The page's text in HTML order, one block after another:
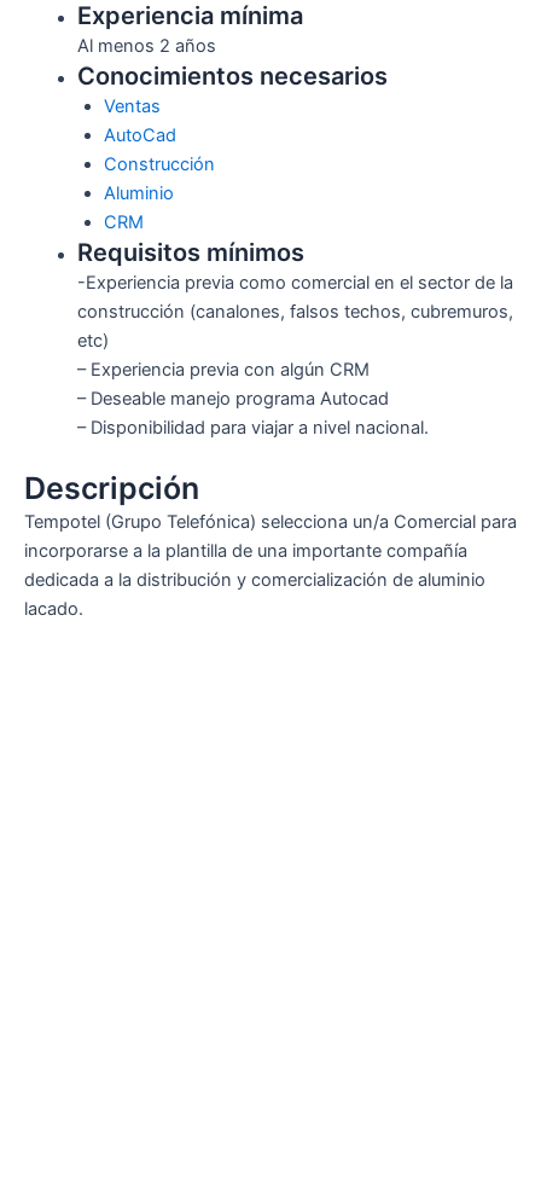
Experiencia mínima
Al menos 2 años
Conocimientos necesarios
Ventas
AutoCad
Construcción
Aluminio
CRM
Requisitos mínimos
-Experiencia previa como comercial en el sector de la
construcción (canalones, falsos techos, cubremuros,
etc)
– Experiencia previa con algún CRM
– Deseable manejo programa Autocad
– Disponibilidad para viajar a nivel nacional.
Descripción
Tempotel (Grupo Telefónica) selecciona un/a Comercial para
incorporarse a la plantilla de una importante compañía
dedicada a la distribución y comercialización de aluminio
lacado.